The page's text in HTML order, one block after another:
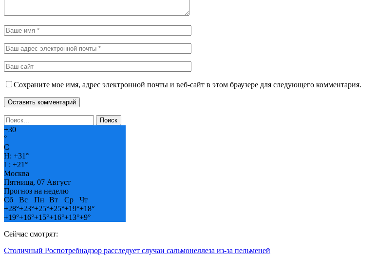
Сохраните мое имя, адрес электронной почты и веб-сайт в этом браузере для следующего комментария.
+30
°
C
H: +31°
L: +21°
Москва
Пятница, 07 Август
Прогноз на неделю
Сб
Вс Пн Вт Ср
Чт
+28°+23°+25°+25°+19°+18°
+19°+16°+15°+16°+13°+9°
Сейчас смотрят:
Столичный Роспотребнадзор расследует случаи сальмонеллеза из-за пельменей